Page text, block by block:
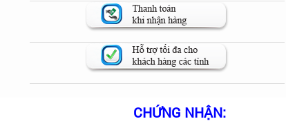
CHỨNG NHẬN: